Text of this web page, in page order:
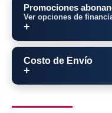
Promociones
Ver opciones de
Costo de Envío